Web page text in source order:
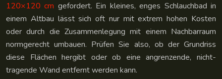
120×120 cm gefordert. Ein kleines, enges Schlauchbad in
einem Altbau lässt sich oft nur mit extrem hohen Kosten
oder durch die Zusammenlegung mit einem Nachbarraum
normgerecht umbauen. Prüfen Sie also, ob der Grundriss
diese Flächen hergibt oder ob eine angrenzende, nicht-
tragende Wand entfernt werden kann.